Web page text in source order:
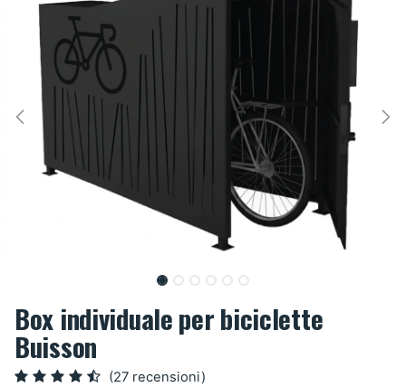
Box individuale per biciclette
Buisson
(27 recensioni)